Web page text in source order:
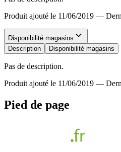
Produit ajouté le 11/06/2019 —
Disponibilité magasins
Description
Disponibilité magasins
Pas de description.
Produit ajouté le 11/06/2019 —
Pied de page